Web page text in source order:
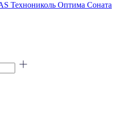
Технониколь Оптима Соната